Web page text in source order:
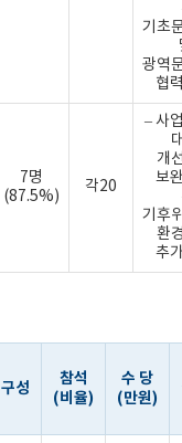
기초
광역
협
7명
(87.5%)
각20
– 사
개
보
기후
환
추
구성
참석
(비율)
수 당
(만원)